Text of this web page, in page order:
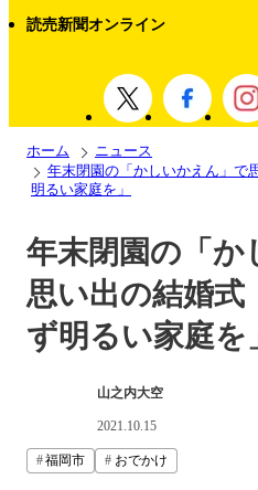
読売新聞オンライン
ホーム
ニュース
年末閉園の「かしいかえん」
明るい家庭を」
年末閉園の「
思い出の結婚
ず明るい家庭を
山之内大空
2021.10.15
福岡市 おでかけ